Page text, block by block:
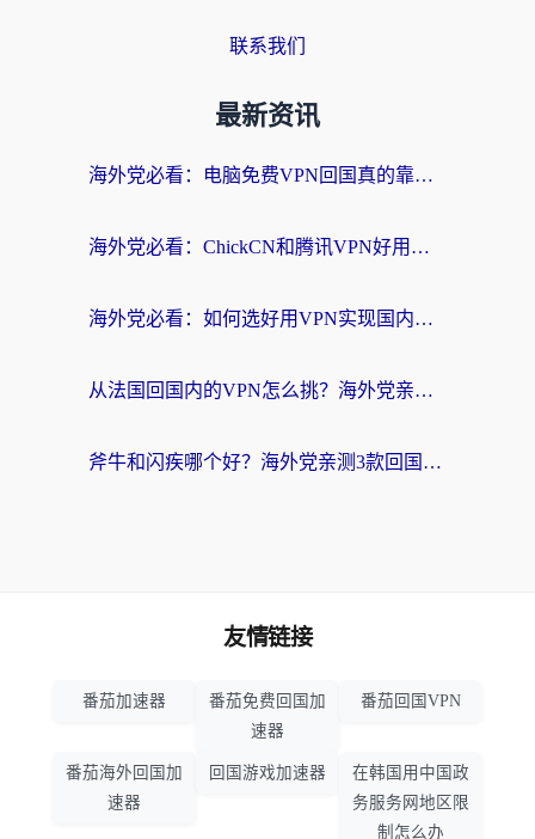
联系我们
最新资讯
海外党必看：电脑免费VPN回国真的靠谱吗？附实测对比与最优方案指南
海外党必看：ChickCN和腾讯VPN好用吗？3招选对回国加速器，告别地区限制
海外党必看：如何选好用VPN实现国内资源无缝访问？从越南到全球都适用
从法国回国内的VPN怎么挑？海外党亲测：稳定、多端、安全才是关键
斧牛和闪疾哪个好？海外党亲测3款回国加速器，教你选到不踩坑的那一款
友情链接
番茄加速器
番茄免费回国加
速器
番茄回国VPN
番茄海外回国加
速器
回国游戏加速器
在韩国用中国政
务服务网地区限
制怎么办